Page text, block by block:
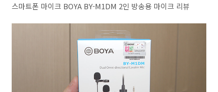
스마트폰 마이크 BOYA BY-M1DM 2인 방송용 마이크 리뷰